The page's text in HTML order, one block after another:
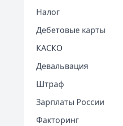
Налог
Дебетовые карты
КАСКО
Девальвация
Штраф
Зарплаты России
Факторинг